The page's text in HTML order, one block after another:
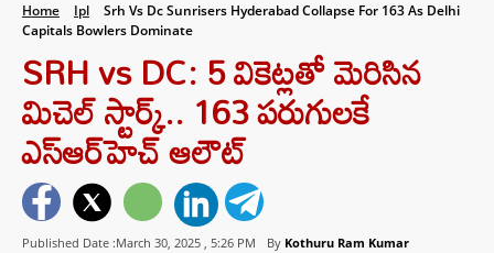
Home Ipl
Srh Vs Dc Sunrisers Hyderabad Collapse For 163 As Delhi
Capitals Bowlers Dominate
SRH vs DC: 5 వికెట్లతో మెరిసిన
మిచెల్ స్టార్క్.. 163 పరుగులకే
ఎస్‌ఆర్‌హెచ్ ఆలౌట్
Published Date :March 30, 2025 , 5:26 PM By Kothuru Ram Kumar